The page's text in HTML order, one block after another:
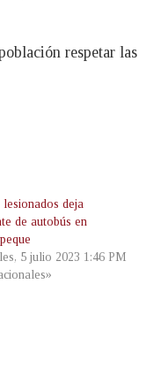
respetar las
deja
de autobús en
5 julio 2023 1:46 PM